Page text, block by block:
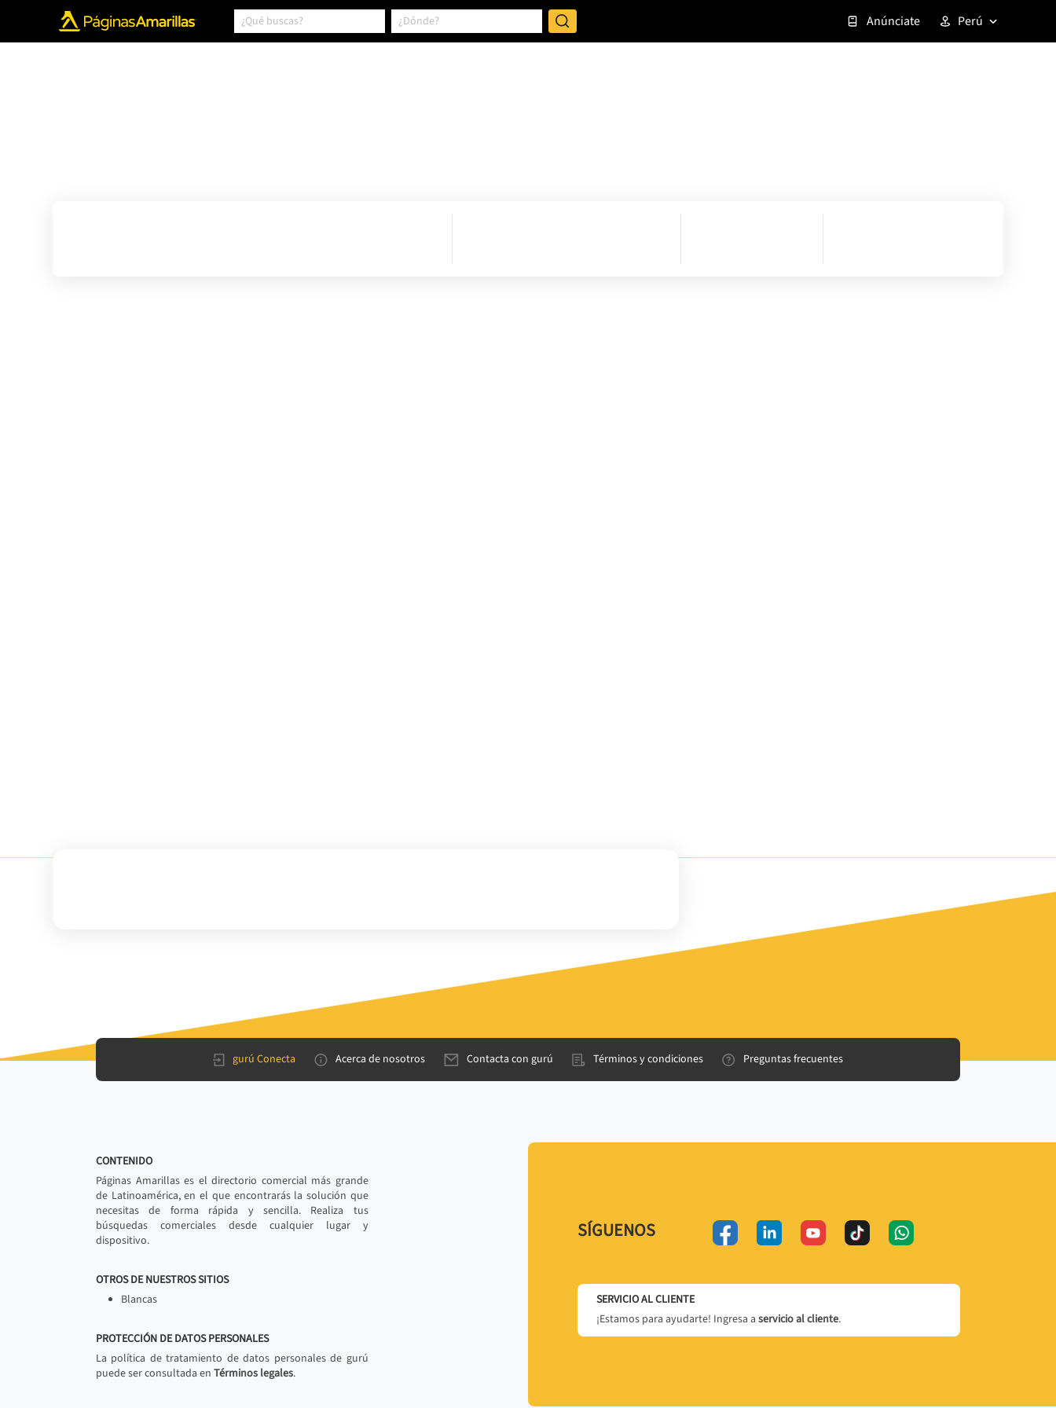
Anúnciate Perú
gurú Conecta Acerca de nosotros Contacta con gurú Términos y condiciones Preguntas frecuentes
CONTENIDO
Páginas Amarillas es el directorio comercial más grande
de Latinoamérica, en el que encontrarás la solución que
necesitas de forma rápida y sencilla. Realiza tus
búsquedas comerciales desde cualquier lugar y
dispositivo.
OTROS DE NUESTROS SITIOS
Blancas
PROTECCIÓN DE DATOS PERSONALES
La política de tratamiento de datos personales de gurú
puede ser consultada en Términos legales.
SÍGUENOS
SERVICIO AL CLIENTE
¡Estamos para ayudarte! Ingresa a servicio al cliente.